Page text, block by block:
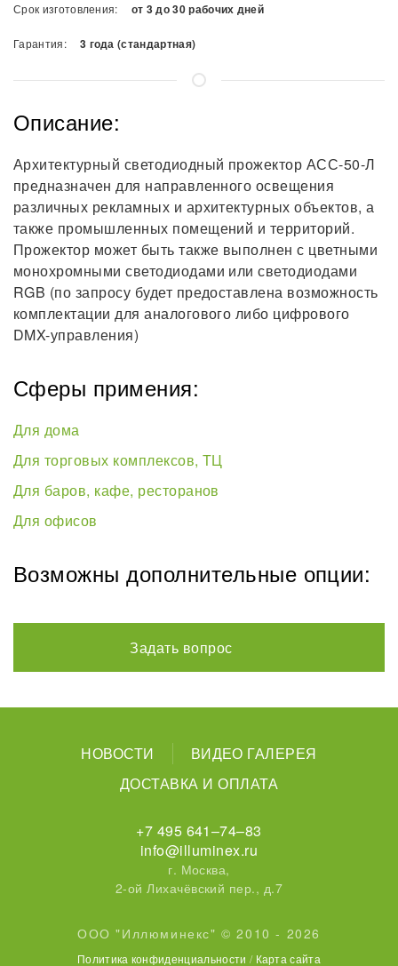
Срок изготовления: от 3 до 30 рабочих дней
Гарантия: 3 года (стандартная)
Описание:
Архитектурный светодиодный прожектор АСС-50-Л
предназначен для направленного освещения
различных рекламных и архитектурных объектов, а
также промышленных помещений и территорий.
Прожектор может быть также выполнен с цветными
монохромными светодиодами или светодиодами
RGB (по запросу будет предоставлена возможность
комплектации для аналогового либо цифрового
DMX-управления)
Сферы примения:
Для дома
Для торговых комплексов, ТЦ
Для баров, кафе, ресторанов
Для офисов
Возможны дополнительные опции:
Задать вопрос
ООО "Иллюминекс" © 2010 - 2026
Политика конфиденциальности / Карта сайта
НОВОСТИ
ВИДЕО ГАЛЕРЕЯ
ДОСТАВКА И ОПЛАТА
+7 495 641–74–83
info@illuminex.ru
г. Москва,
2-ой Лихачёвский пер., д.7